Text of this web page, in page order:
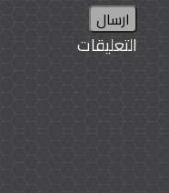
ارسال
التعليقات